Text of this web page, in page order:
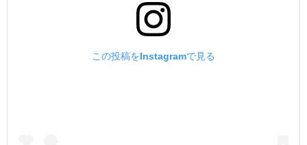
この投稿をInstagramで見る